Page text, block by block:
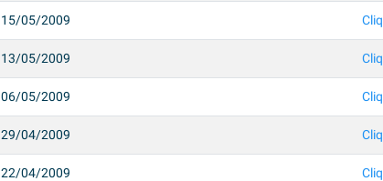
15/05/2009
13/05/2009
06/05/2009
29/04/2009
22/04/2009